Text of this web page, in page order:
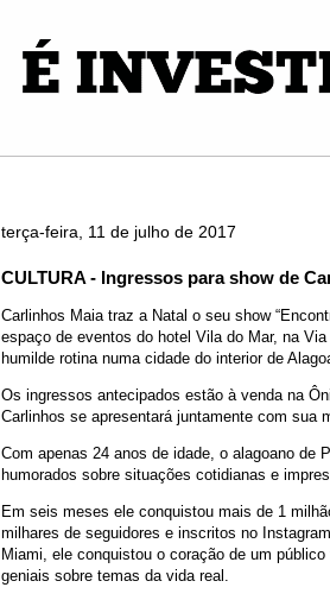
terça-feira, 11 de julho de 2017
CULTURA - Ingressos para show de
Carlinhos Maia traz a Natal o seu show
espaço de eventos do hotel Vila do Mar, na
humilde rotina numa cidade do interior de
Os ingressos antecipados estão à venda na
Carlinhos se apresentará juntamente com sua
Com apenas 24 anos de idade, o alagoano de
humorados sobre situações cotidianas e
Em seis meses ele conquistou mais de 1
milhares de seguidores e inscritos no
Miami, ele conquistou o coração de um
geniais sobre temas da vida real.